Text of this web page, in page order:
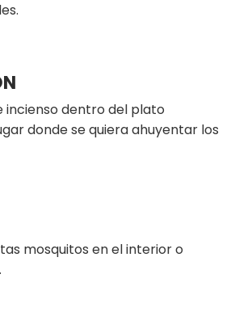
incienso dentro del plato
donde se quiera ahuyentar los
mosquitos en el interior o